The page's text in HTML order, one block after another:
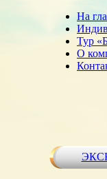
На
Тур
О